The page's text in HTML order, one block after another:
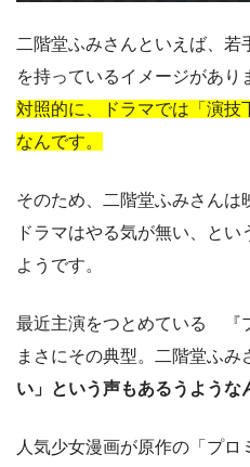
二階堂ふみさんといえば、若
を持っているイメージがあり
対照的に、ドラマでは「演技
なんです。
そのため、二階堂ふみさんは
ドラマはやる気が無い、と
ようです。
最近主演をつとめている 『
まさにその典型。二階堂ふみ
い」という声もあるうような
人気少女漫画が原作の「プ